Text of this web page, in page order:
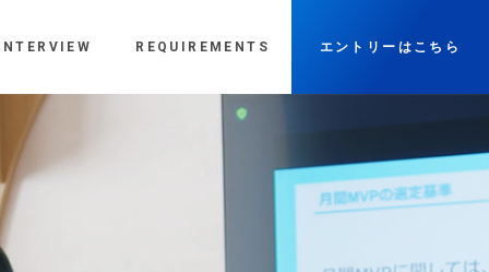
REQUIREMENTS
エントリーはこちら